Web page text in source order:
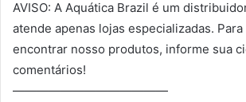
AVISO: A Aquática Brazil é um
atende apenas lojas especializadas.
encontrar nosso produtos, informe sua
comentários!
—————————————